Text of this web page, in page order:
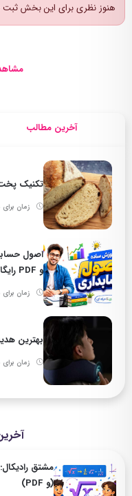
آخرین مطالب
تکنیک پخت
زمان برای
اصول
و PDF رایگان
زمان برای
بهترین
زمان برای
(و PDF)
هنوز نظری برای این بخش